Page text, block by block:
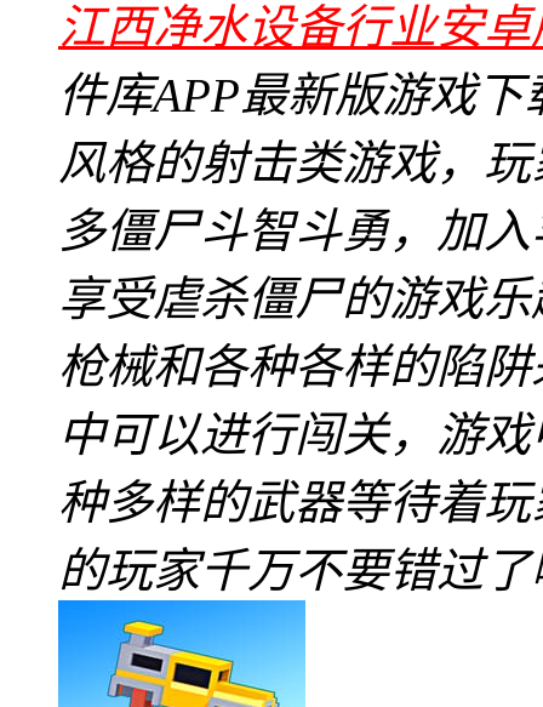
江西净水设备行业安
件库APP最新版游戏
风格的射击类游戏，
多僵尸斗智斗勇，加
享受虐杀僵尸的游戏
枪械和各种各样的陷
中可以进行闯关，游
种多样的武器等待着
的玩家千万不要错过